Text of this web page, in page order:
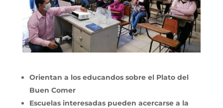
Orientan a los educandos sobre el Plato del
Buen Comer
Escuelas interesadas pueden acercarse a la